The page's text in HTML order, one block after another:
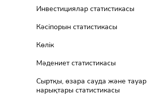
Инвестициялар статистикасы
Кәсіпорын статистикасы
Көлік
Мәдениет статистикасы
Сыртқы, өзара сауда және тауар
нарықтары статистикасы